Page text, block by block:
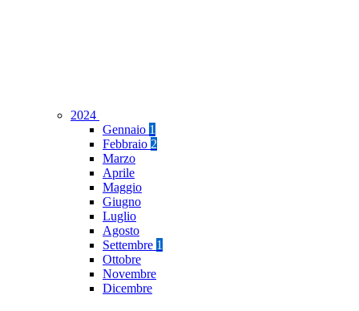
2024
Gennaio 1
Febbraio 2
Marzo
Aprile
Maggio
Giugno
Luglio
Agosto
Settembre 1
Ottobre
Novembre
Dicembre